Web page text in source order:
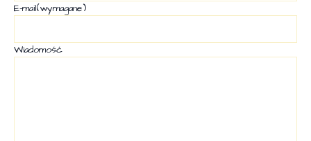
E-mail(wymagane)
Wiadomość